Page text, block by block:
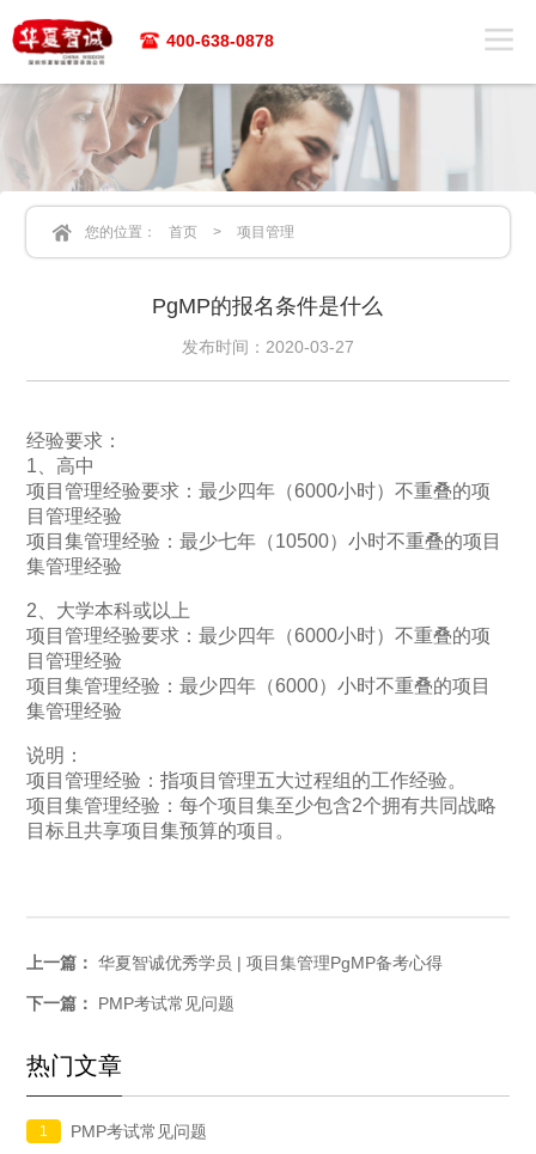
400-638-0878
您的位置： 首页 > 项目管理
PgMP的报名条件是什么
发布时间：2020-03-27
经验要求：
1、高中
项目管理经验要求：最少四年（6000小时）不重叠的项
目管理经验
项目集管理经验：最少七年（10500）小时不重叠的项目
集管理经验
2、大学本科或以上
项目管理经验要求：最少四年（6000小时）不重叠的项
目管理经验
项目集管理经验：最少四年（6000）小时不重叠的项目
集管理经验
说明：
项目管理经验：指项目管理五大过程组的工作经验。
项目集管理经验：每个项目集至少包含2个拥有共同战略
目标且共享项目集预算的项目。
上一篇：华夏智诚优秀学员 | 项目集管理PgMP备考心得
下一篇： PMP考试常见问题
热门文章
1 PMP考试常见问题